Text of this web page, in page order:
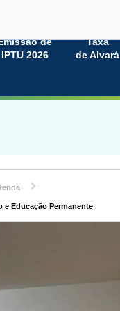
de
IPTU 2026
Taxa
de Alvará
Educação Permanente